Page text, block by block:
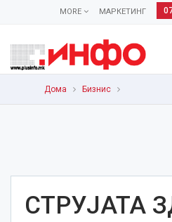
МАРКЕТИНГ
MORE
Дома Бизнис
СТРУЈАТА